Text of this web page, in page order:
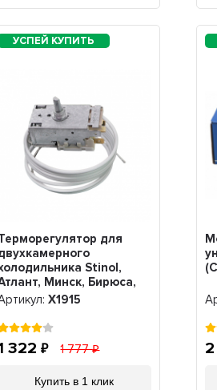
для
Stinol,
Минск, Бирюса,
Ariston, Hotpoint-
Ariston, Beko, Indesit K56-
Х1915
Х1915
322 1 777
Купить в 1 клик